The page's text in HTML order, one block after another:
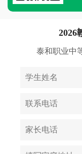
2026
泰和职业中